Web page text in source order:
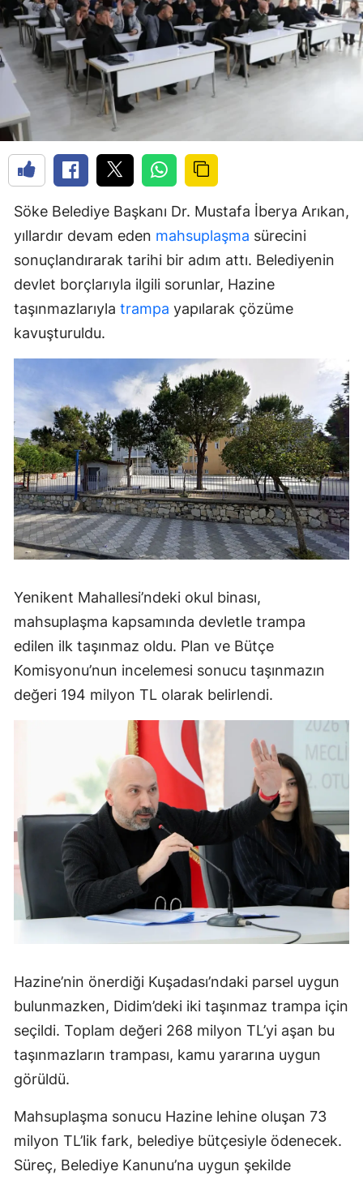
Söke Belediye Başkanı Dr. Mustafa İberya Arıkan,
yıllardır devam eden mahsuplaşma sürecini
sonuçlandırarak tarihi bir adım attı. Belediyenin
devlet borçlarıyla ilgili sorunlar, Hazine
taşınmazlarıyla trampa yapılarak çözüme
kavuşturuldu.
Yenikent Mahallesi’ndeki okul binası,
mahsuplaşma kapsamında devletle trampa
edilen ilk taşınmaz oldu. Plan ve Bütçe
Komisyonu’nun incelemesi sonucu taşınmazın
değeri 194 milyon TL olarak belirlendi.
Hazine’nin önerdiği Kuşadası’ndaki parsel uygun
bulunmazken, Didim’deki iki taşınmaz trampa için
seçildi. Toplam değeri 268 milyon TL’yi aşan bu
taşınmazların trampası, kamu yararına uygun
görüldü.
Mahsuplaşma sonucu Hazine lehine oluşan 73
milyon TL’lik fark, belediye bütçesiyle ödenecek.
Süreç, Belediye Kanunu’na uygun şekilde